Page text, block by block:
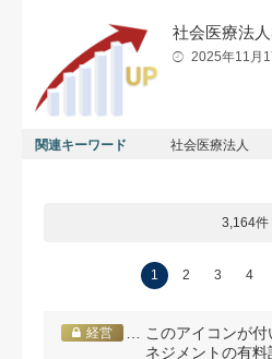
社会医療法
2025年11月
関連キーワード 社会医療法人
3,164件
1 2 3 4
経営
… このアイコンが
ネジメントの有料